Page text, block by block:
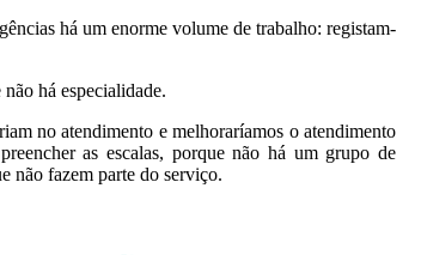
há um enorme volume de trabalho: registam-
há especialidade.
no atendimento e melhoraríamos o atendimento
as escalas, porque não há um grupo de
não fazem parte do serviço.